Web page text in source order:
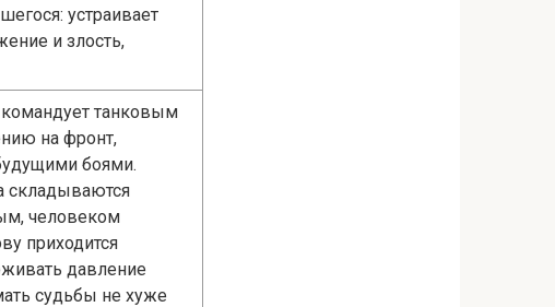
устраивает
и злость,
танковым
на фронт,
боями.
складываются
человеком
приходится
давление
судьбы не хуже